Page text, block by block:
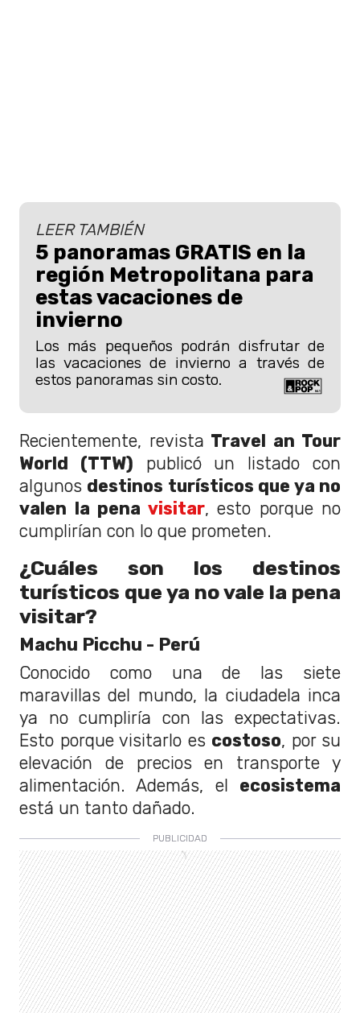
LEER TAMBIÉN
5 panoramas GRATIS en la
región Metropolitana para
estas vacaciones de
invierno
Los más pequeños podrán disfrutar de
las vacaciones de invierno a través de
estos panoramas sin costo.
Recientemente, revista Travel an Tour
World (TTW) publicó un listado con
algunos destinos turísticos que ya no
valen la pena visitar, esto porque no
cumplirían con lo que prometen.
¿Cuáles son los destinos
turísticos que ya no vale la pena
visitar?
Machu Picchu - Perú
Conocido como una de las siete
maravillas del mundo, la ciudadela inca
ya no cumpliría con las expectativas.
Esto porque visitarlo es costoso, por su
elevación de precios en transporte y
alimentación. Además, el ecosistema
está un tanto dañado.